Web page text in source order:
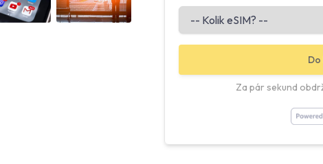
Do
Za pár sekund